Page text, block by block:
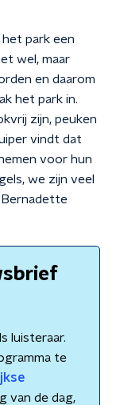
park een
wel, maar
en daarom
het park in.
zijn, peuken
vindt dat
voor hun
we zijn veel
luisteraar.
te
van de dag,